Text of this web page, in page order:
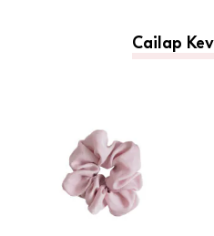
Cailap